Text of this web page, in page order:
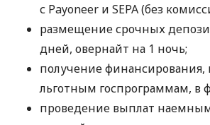
с Payoneer и SEPA (без
размещение срочных
дней, овернайт на 1 ночь;
получение финансирования,
льготным госпрограммам, в
проведение выплат